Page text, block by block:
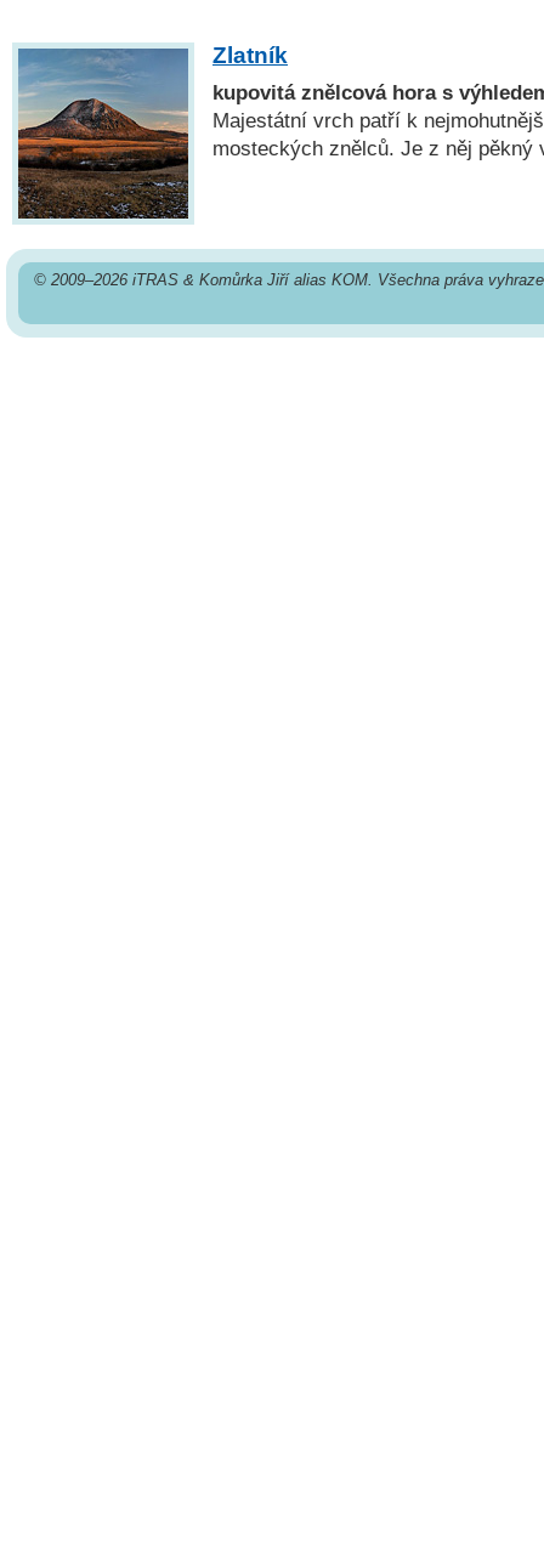
Zlatník
kupovitá znělcová hora s
Majestátní vrch patří k
mosteckých znělců. Je z něj pěkný
© 2009–2026 iTRAS & Komůrka Jiří alias KOM. Všechna práva